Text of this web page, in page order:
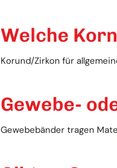
Welche
Korund/Zirkon für
Gewebe-
Gewebebänder tragen